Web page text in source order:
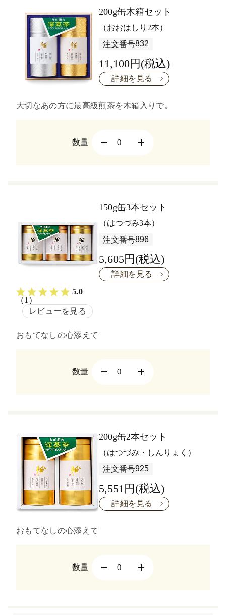
200g缶木箱セット
（おおはしり2本）
注文番号832
11,100円(税込)
詳細を見る
大切なあの方に最高級煎茶を木箱入りで。
数量
5.0
（1）
レビューを見る
150g缶3本セット
（はつづみ3本）
注文番号896
5,605円(税込)
詳細を見る
おもてなしの心添えて
数量
200g缶2本セット
（はつづみ・しんりょく）
注文番号925
5,551円(税込)
詳細を見る
おもてなしの心添えて
数量